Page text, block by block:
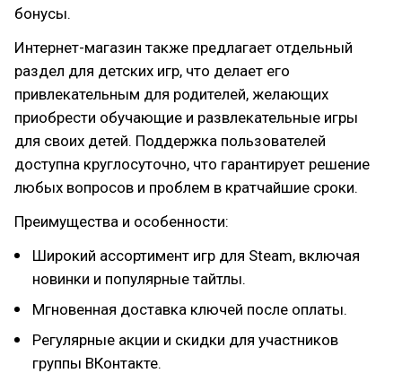
бонусы.
Интернет-магазин также предлагает отдельный
раздел для детских игр, что делает его
привлекательным для родителей, желающих
приобрести обучающие и развлекательные игры
для своих детей. Поддержка пользователей
доступна круглосуточно, что гарантирует решение
любых вопросов и проблем в кратчайшие сроки.
Преимущества и особенности:
Широкий ассортимент игр для Steam, включая
новинки и популярные тайтлы.
Мгновенная доставка ключей после оплаты.
Регулярные акции и скидки для участников
группы ВКонтакте.